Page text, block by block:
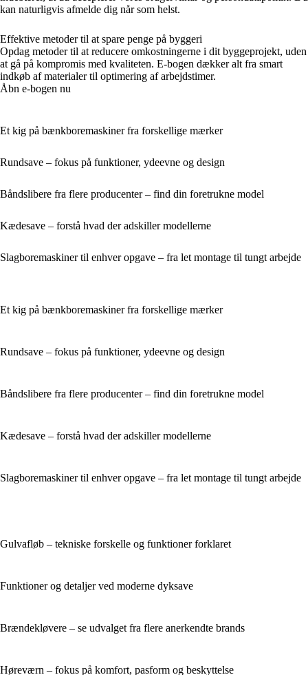
kan naturligvis afmelde dig når som helst.
Effektive metoder til at spare penge på byggeri
Opdag metoder til at reducere omkostningerne i dit byggeprojekt, uden
at gå på kompromis med kvaliteten. E-bogen dækker alt fra smart
indkøb af materialer til optimering af arbejdstimer.
Åbn e-bogen nu
Et kig på bænkboremaskiner fra forskellige mærker
Rundsave – fokus på funktioner, ydeevne og design
Båndslibere fra flere producenter – find din foretrukne model
Kædesave – forstå hvad der adskiller modellerne
Slagboremaskiner til enhver opgave – fra let montage til tungt arbejde
Et kig på bænkboremaskiner fra forskellige mærker
Rundsave – fokus på funktioner, ydeevne og design
Båndslibere fra flere producenter – find din foretrukne model
Kædesave – forstå hvad der adskiller modellerne
Slagboremaskiner til enhver opgave – fra let montage til tungt arbejde
Gulvafløb – tekniske forskelle og funktioner forklaret
Funktioner og detaljer ved moderne dyksave
Brændekløvere – se udvalget fra flere anerkendte brands
Høreværn – fokus på komfort, pasform og beskyttelse